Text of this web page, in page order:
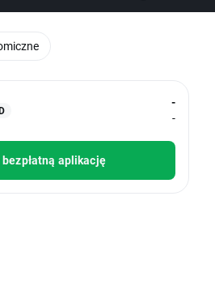
-
-
aplikację